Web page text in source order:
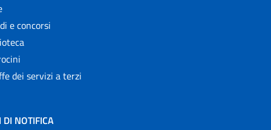
e concorsi
dei servizi a terzi
DI NOTIFICA